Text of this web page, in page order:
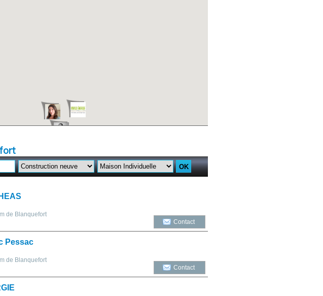
des logements
de Blanquefort
Contact
Pessac
de Blanquefort
Contact